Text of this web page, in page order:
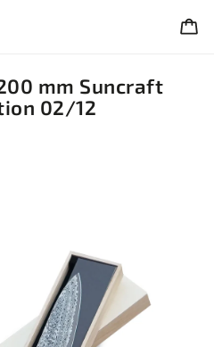
mm Suncraft
02/12